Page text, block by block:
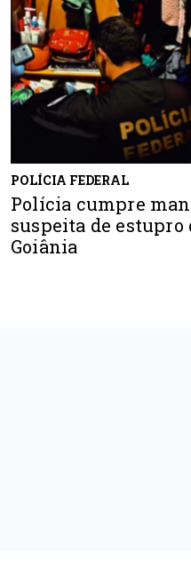
POLÍCIA FEDERAL
Polícia cumpre
suspeita de
Goiânia